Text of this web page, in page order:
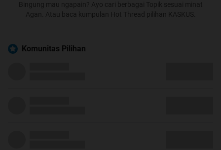
Bingung mau ngapain? Ayo cari berbagai Topik sesuai minat
Agan. Atau baca kumpulan Hot Thread pilihan KASKUS.
Komunitas Pilihan